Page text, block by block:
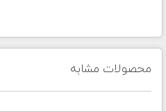
محصولات مشابه